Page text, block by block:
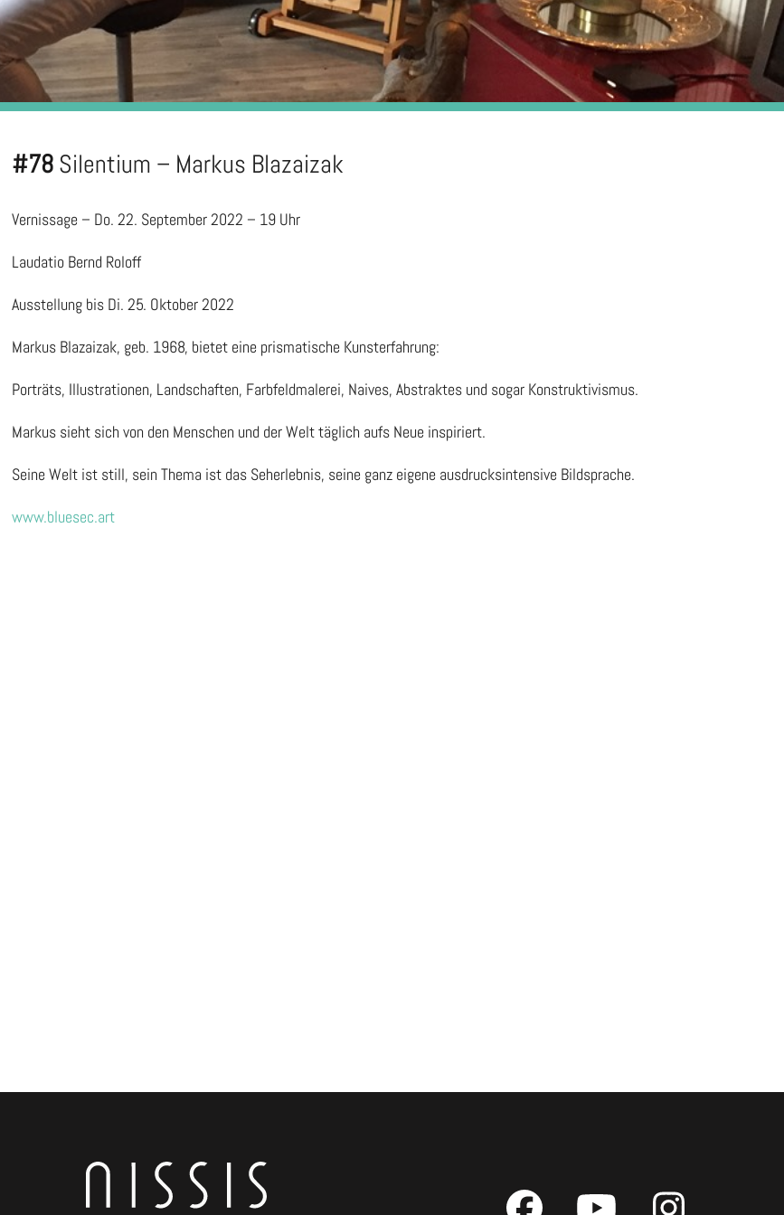
#78 Silentium – Markus Blazaizak
Vernissage – Do. 22. September 2022 – 19 Uhr
Laudatio Bernd Roloff
Ausstellung bis Di. 25. Oktober 2022
Markus Blazaizak, geb. 1968, bietet eine prismatische Kunsterfahrung:
Porträts, Illustrationen, Landschaften, Farbfeldmalerei, Naives, Abstraktes und sogar Konstruktivismus.
Markus sieht sich von den Menschen und der Welt täglich aufs Neue inspiriert.
Seine Welt ist still, sein Thema ist das Seherlebnis, seine ganz eigene ausdrucksintensive Bildsprache.
www.bluesec.art